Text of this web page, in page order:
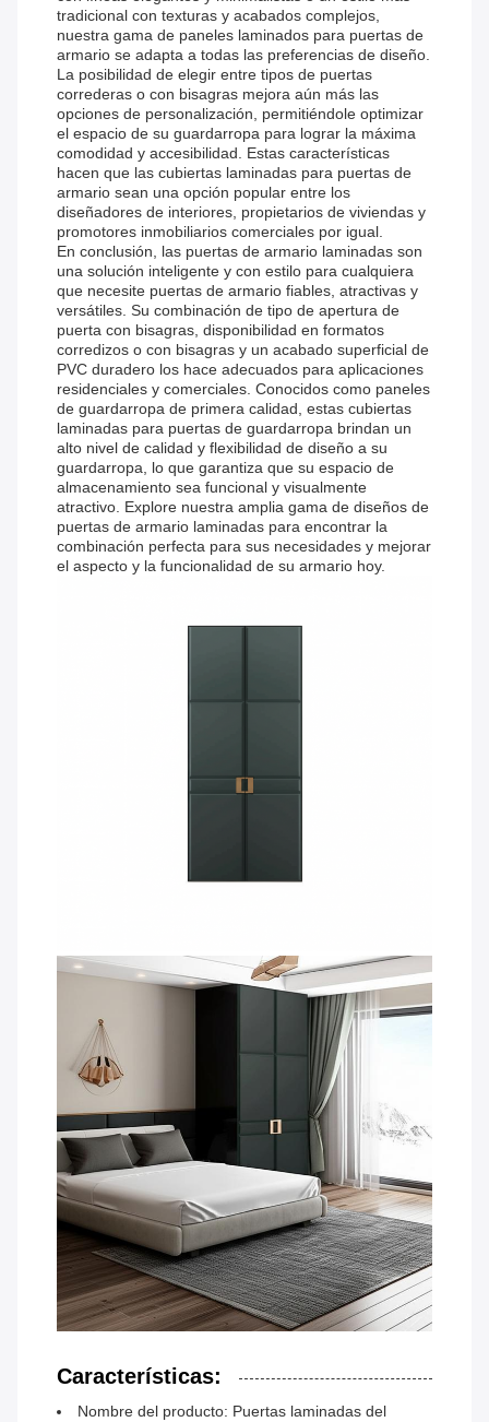
tradicional con texturas y acabados complejos,
nuestra gama de paneles laminados para puertas de
armario se adapta a todas las preferencias de diseño.
La posibilidad de elegir entre tipos de puertas
correderas o con bisagras mejora aún más las
opciones de personalización, permitiéndole optimizar
el espacio de su guardarropa para lograr la máxima
comodidad y accesibilidad. Estas características
hacen que las cubiertas laminadas para puertas de
armario sean una opción popular entre los
diseñadores de interiores, propietarios de viviendas y
promotores inmobiliarios comerciales por igual.
En conclusión, las puertas de armario laminadas son
una solución inteligente y con estilo para cualquiera
que necesite puertas de armario fiables, atractivas y
versátiles. Su combinación de tipo de apertura de
puerta con bisagras, disponibilidad en formatos
corredizos o con bisagras y un acabado superficial de
PVC duradero los hace adecuados para aplicaciones
residenciales y comerciales. Conocidos como paneles
de guardarropa de primera calidad, estas cubiertas
laminadas para puertas de guardarropa brindan un
alto nivel de calidad y flexibilidad de diseño a su
guardarropa, lo que garantiza que su espacio de
almacenamiento sea funcional y visualmente
atractivo. Explore nuestra amplia gama de diseños de
puertas de armario laminadas para encontrar la
combinación perfecta para sus necesidades y mejorar
el aspecto y la funcionalidad de su armario hoy.
Características:
Nombre del producto: Puertas laminadas del